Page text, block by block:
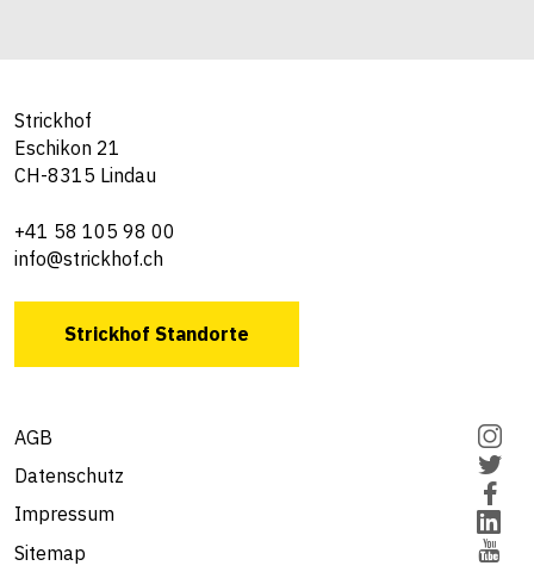
Strickhof
Eschikon 21
CH-8315 Lindau
+41 58 105 98 00
info@strickhof.ch
Strickhof Standorte
AGB
Datenschutz
Impressum
Sitemap